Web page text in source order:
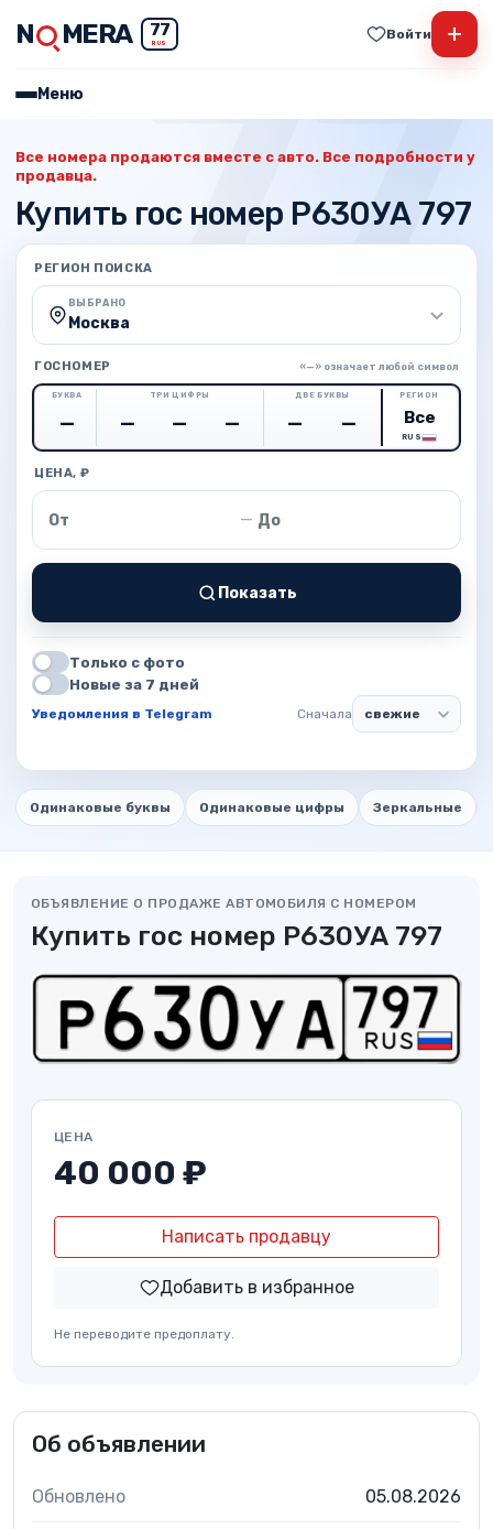
N MERA 77
RUS
Войти +
Меню
Все номера продаются вместе с авто. Все подробности у
продавца.
Купить гос номер Р630УА 797
РЕГИОН ПОИСКА
ВЫБРАНО
Москва
ГОСНОМЕР «—» означает любой символ
БУКВА ТРИ ЦИФРЫ ДВЕ БУКВЫ РЕГИОН
RUS
ЦЕНА, ₽
Цена от — Цена до
Показать
Только с фото
Новые за 7 дней
Уведомления в Telegram Сначала
Одинаковые буквы Одинаковые цифры Зеркальные
ОБЪЯВЛЕНИЕ О ПРОДАЖЕ АВТОМОБИЛЯ С НОМЕРОМ
Купить гос номер Р630УА 797
ЦЕНА
40 000 ₽
Написать продавцу
Добавить в избранное
Не переводите предоплату.
Об объявлении
Обновлено 05.08.2026